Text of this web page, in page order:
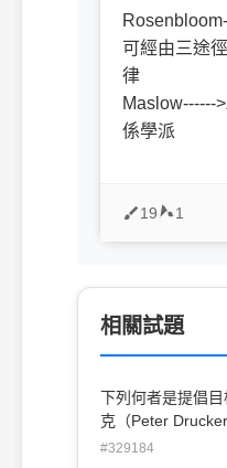
可經由三途
律
Maslow------
係學派
19 1
相關試題
下列何者是提倡目標
克（Peter Drucker） (B)羅森布
David Rosenbloom） (C)馬師
#329184